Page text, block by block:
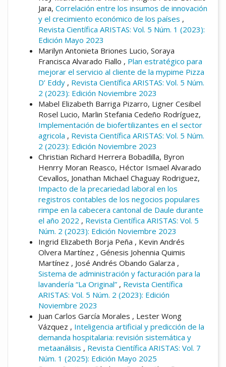
Jara, Correlación entre los insumos de innovación
y el crecimiento económico de los países ,
Revista Científica ARISTAS: Vol. 5 Núm. 1 (2023):
Edición Mayo 2023
Marilyn Antonieta Briones Lucio, Soraya
Francisca Alvarado Fiallo , Plan estratégico para
mejorar el servicio al cliente de la mypime Pizza
D’ Eddy , Revista Científica ARISTAS: Vol. 5 Núm.
2 (2023): Edición Noviembre 2023
Mabel Elizabeth Barriga Pizarro, Ligner Cesibel
Rosel Lucio, Marlin Stefania Cedeño Rodríguez,
Implementación de biofertilizantes en el sector
agricola , Revista Científica ARISTAS: Vol. 5 Núm.
2 (2023): Edición Noviembre 2023
Christian Richard Herrera Bobadilla, Byron
Henrry Moran Reasco, Héctor Ismael Alvarado
Cevallos, Jonathan Michael Chaguay Rodriguez,
Impacto de la precariedad laboral en los
registros contables de los negocios populares
rimpe en la cabecera cantonal de Daule durante
el año 2022 , Revista Científica ARISTAS: Vol. 5
Núm. 2 (2023): Edición Noviembre 2023
Ingrid Elizabeth Borja Peña , Kevin Andrés
Olvera Martínez , Génesis Johennia Quimis
Martínez , José Andrés Obando Galarza ,
Sistema de administración y facturación para la
lavandería “La Original” , Revista Científica
ARISTAS: Vol. 5 Núm. 2 (2023): Edición
Noviembre 2023
Juan Carlos García Morales , Lester Wong
Vázquez , Inteligencia artificial y predicción de la
demanda hospitalaria: revisión sistemática y
metaanálisis , Revista Científica ARISTAS: Vol. 7
Núm. 1 (2025): Edición Mayo 2025